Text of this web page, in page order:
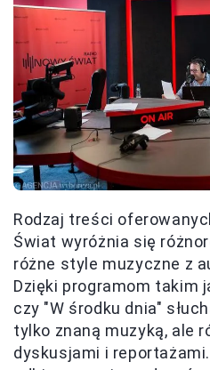
Rodzaj treści
Świat wyróżnia się
różne style muzyczne z
Dzięki programom takim
czy "W środku dnia"
tylko znaną muzyką, ale
dyskusjami i